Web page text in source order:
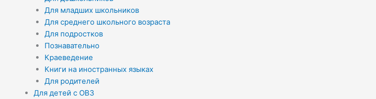
Для младших школьников
Для среднего школьного возраста
Для подростков
Познавательно
Краеведение
Книги на иностранных языках
Для родителей
Для детей с ОВЗ